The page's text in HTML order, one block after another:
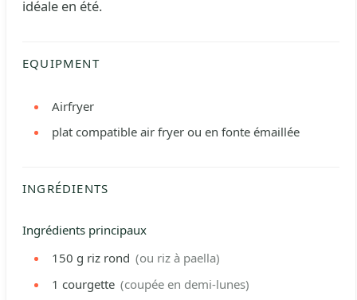
idéale en été.
EQUIPMENT
Airfryer
plat compatible air fryer ou en fonte émaillée
INGRÉDIENTS
Ingrédients principaux
150 g riz rond (ou riz à paella)
1 courgette (coupée en demi-lunes)